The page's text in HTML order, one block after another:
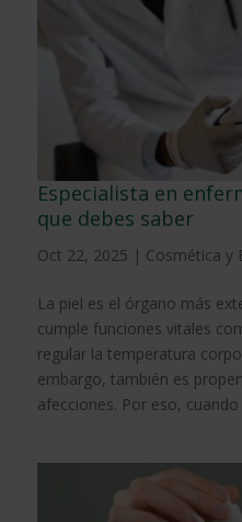
Especialista en
que debes saber
Oct 22, 2025 | Cosmética y
La piel es el órgano más
cumple funciones vitales
regular la temperatura
embargo, también es
afecciones. Por eso,